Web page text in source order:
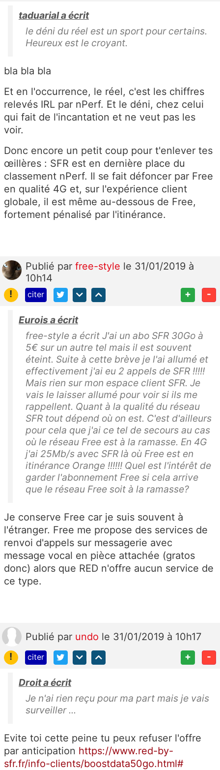
taduarial a écrit
le déni du réel est un sport pour certains.
Heureux est le croyant.
bla bla bla
Et en l'occurrence, le réel, c'est les chiffres
relevés IRL par nPerf. Et le déni, chez celui
qui fait de l'incantation et ne veut pas les
voir.
Donc encore un petit coup pour t'enlever tes
œillères : SFR est en dernière place du
classement nPerf. Il se fait défoncer par Free
en qualité 4G et, sur l'expérience client
globale, il est même au-dessous de Free,
fortement pénalisé par l'itinérance.
Publié par free-style le 31/01/2019 à
10h14
!
citer + -
Eurois a écrit
free-style a écrit J'ai un abo SFR 30Go à
5€ sur un autre tel mais il est souvent
éteint. Suite à cette brève je l'ai allumé et
effectivement j'ai eu 2 appels de SFR !!!!!
Mais rien sur mon espace client SFR. Je
vais le laisser allumé pour voir si ils me
rappellent. Quant à la qualité du réseau
SFR tout dépend où on est. C'est d'ailleurs
pour cela que j'ai ce tel de secours au cas
où le réseau Free est à la ramasse. En 4G
j'ai 25Mb/s avec SFR là où Free est en
itinérance Orange !!!!!! Quel est l'intérêt de
garder l'abonnement Free si cela arrive
que le réseau Free soit à la ramasse?
Je conserve Free car je suis souvent à
l'étranger. Free me propose des services de
renvoi d'appels sur messagerie avec
message vocal en pièce attachée (gratos
donc) alors que RED n'offre aucun service de
ce type.
Publié par undo le 31/01/2019 à 10h17
!
citer + -
Droit a écrit
Je n'ai rien reçu pour ma part mais je vais
surveiller ...
Evite toi cette peine tu peux refuser l'offre
par anticipation https://www.red-by-
sfr.fr/info-clients/boostdata50go.html#